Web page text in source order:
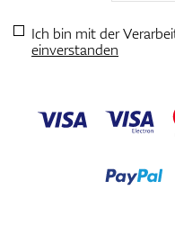
Ich bin mit der
einverstanden